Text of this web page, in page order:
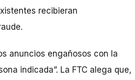
recibieran
anuncios engañosos con la
indicada”. La FTC alega que,